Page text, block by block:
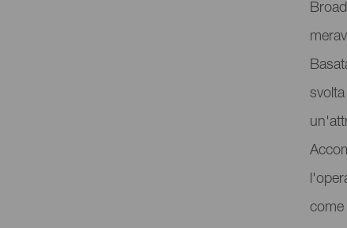
come